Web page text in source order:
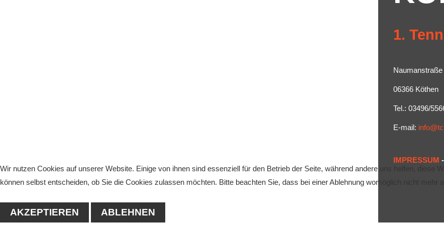
1.
Naumanstraße
06366 Köthen
Tel.: 03496/
E-mail:
IMPRESSUM -
Wir nutzen Cookies auf unserer Website. Einige von ihnen sind essenziell für den Betrieb der Seite, während andere uns helfen, diese
können selbst entscheiden, ob Sie die Cookies zulassen möchten. Bitte beachten Sie, dass bei einer Ablehnung womöglich nicht mehr
AKZEPTIEREN ABLEHNEN